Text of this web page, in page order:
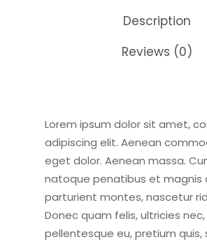
Description
Reviews (0)
Lorem ipsum dolor sit amet,
adipiscing elit. Aenean
eget dolor. Aenean massa.
natoque penatibus et magnis
parturient montes, nascetur
Donec quam felis, ultricies nec,
pellentesque eu, pretium quis,